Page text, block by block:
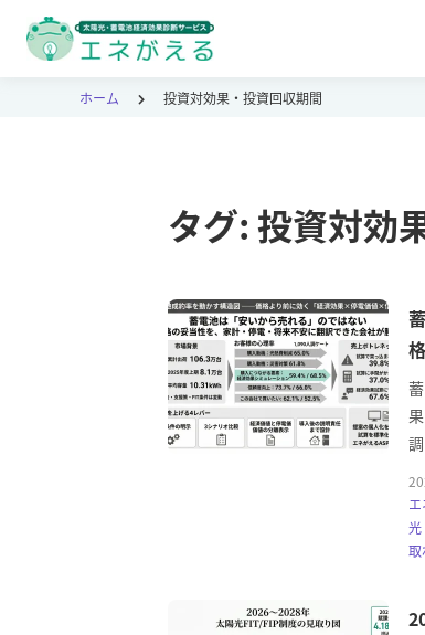
ホーム 投資対効果・投資回収期間
タグ:投資対効
光
取